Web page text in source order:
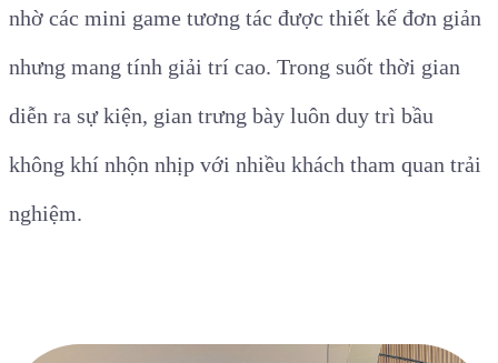
nhờ các mini game tương tác được thiết kế đơn giản
nhưng mang tính giải trí cao. Trong suốt thời gian
diễn ra sự kiện, gian trưng bày luôn duy trì bầu
không khí nhộn nhịp với nhiều khách tham quan trải
nghiệm.